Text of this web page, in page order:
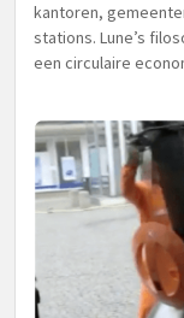
kantoren,
stations. Lune’s
een circulaire